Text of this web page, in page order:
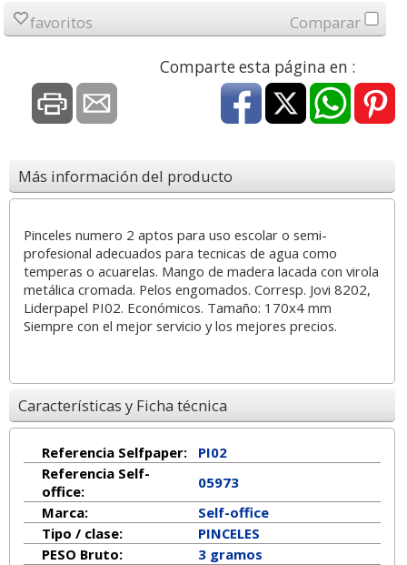
favoritos Comparar
Comparte esta página en :
Más información del producto
Pinceles numero 2 aptos para uso escolar o semi-
profesional adecuados para tecnicas de agua como
temperas o acuarelas. Mango de madera lacada con virola
metálica cromada. Pelos engomados. Corresp. Jovi 8202,
Liderpapel PI02. Económicos. Tamaño: 170x4 mm
Siempre con el mejor servicio y los mejores precios.
Características y Ficha técnica
Referencia Selfpaper:
PI02
Referencia Self-
office:
05973
Marca:
Self-office
Tipo / clase:
PINCELES
PESO Bruto:
3 gramos